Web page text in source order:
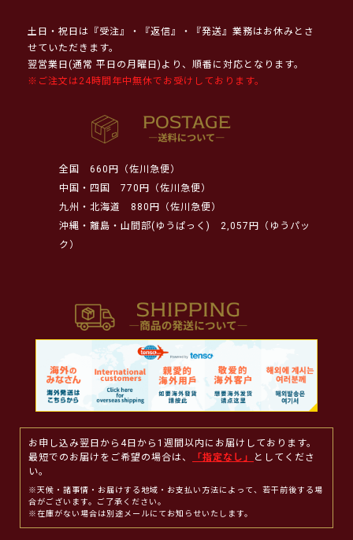
土日・祝日は『受注』・『返信』・『発送』業務はお休みとさ
せていただきます。
翌営業日(通常 平日の月曜日)より、順番に対応となります。
※ご注文は24時間年中無休でお受けしております。
全国
660円（佐川急便）
中国・四国
770円（佐川急便）
九州・北海道
880円（佐川急便）
沖縄・離島・山間部(ゆうぱっく)
2,057円（ゆうパッ
ク）
お申し込み翌日から4日から1週間以内にお届けしております。
最短でのお届けをご希望の場合は、
「指定なし」
としてくださ
い。
※天候・諸事情・お届けする地域・お支払い方法によって、若干前後する場
合がございます。ご了承ください。
※在庫がない場合は別途メールにてお知らせいたします。